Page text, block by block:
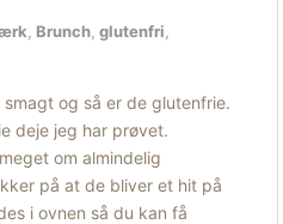
Brunch glutenfri
og så er de glutenfrie.
deje jeg har prøvet.
om almindelig
på at de bliver et hit på
i ovnen så du kan få